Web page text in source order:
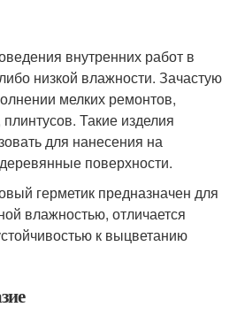
внутренних работ в
низкой влажности. Зачастую
мелких ремонтов,
Такие изделия
для нанесения на
поверхности.
герметик предназначен для
влажностью, отличается
к выцветанию